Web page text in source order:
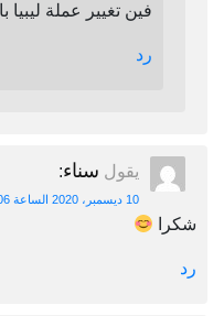
فين تغيير عملة
رد
يقول سناء:
10 ديسمبر، 2020 الساعة 1:06 م
شكرا
رد